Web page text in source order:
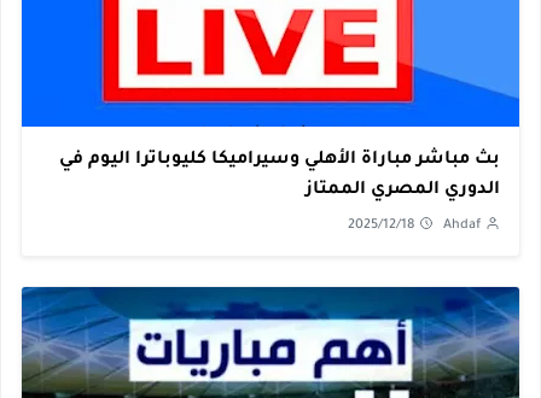
بث مباشر مباراة الأهلي وسيراميكا كليوباترا اليوم في
الدوري المصري الممتاز
Ahdaf
2025/12/18